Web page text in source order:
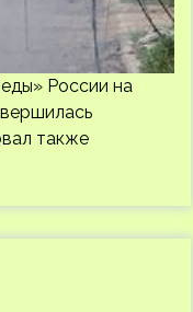
России на
также